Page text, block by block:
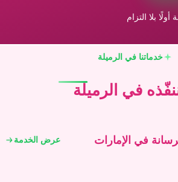
أولًا بلا التزام
خدماتنا في الرميلة
في الرميلة
في الإمارات عرض الخدمة